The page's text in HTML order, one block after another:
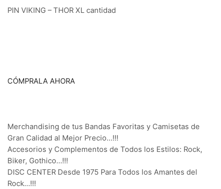
PIN VIKING – THOR XL cantidad
CÓMPRALA AHORA
Merchandising de tus Bandas Favoritas y Camisetas de
Gran Calidad al Mejor Precio…!!!
Accesorios y Complementos de Todos los Estilos: Rock,
Biker, Gothico…!!!
DISC CENTER Desde 1975 Para Todos los Amantes del
Rock…!!!